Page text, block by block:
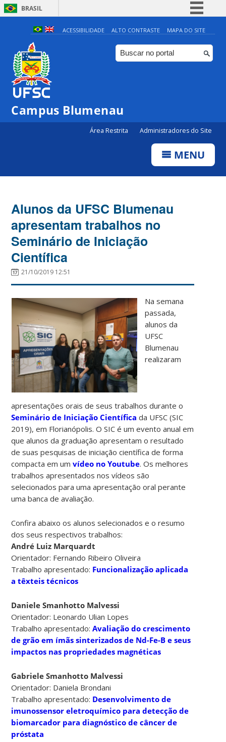
BRASIL
Simplifique!
Comunica BR
Participe
ACESSIBILIDADE ALTO CONTRASTE MAPA DO SITE
Campus Blumenau
Área Restrita Administradores do Site
MENU
Alunos da UFSC Blumenau
apresentam trabalhos no
Seminário de Iniciação
Científica
21/10/2019 12:51
Na semana
passada,
alunos da
UFSC
Blumenau
realizaram
apresentações orais de seus trabalhos durante o
Seminário de Iniciação Científica da UFSC (SIC
2019), em Florianópolis. O SIC é um evento anual em
que alunos da graduação apresentam o resultado
de suas pesquisas de iniciação científica de forma
compacta em umvídeo no Youtube. Os melhores
trabalhos apresentados nos vídeos são
selecionados para uma apresentação oral perante
uma banca de avaliação.
Confira abaixo os alunos selecionados e o resumo
dos seus respectivos trabalhos:
André Luiz Marquardt
Orientador: Fernando Ribeiro Oliveira
Trabalho apresentado: Funcionalização aplicada
a têxteis técnicos
Daniele Smanhotto Malvessi
Orientador: Leonardo Ulian Lopes
Trabalho apresentado:Avaliação do crescimento
de grão em ímãs sinterizados de Nd-Fe-B e seus
impactos nas propriedades magnéticas
Gabriele Smanhotto Malvessi
Orientador: Daniela Brondani
Trabalho apresentado: Desenvolvimento de
imunossensor eletroquímico para detecção de
biomarcador para diagnóstico de câncer de
próstata